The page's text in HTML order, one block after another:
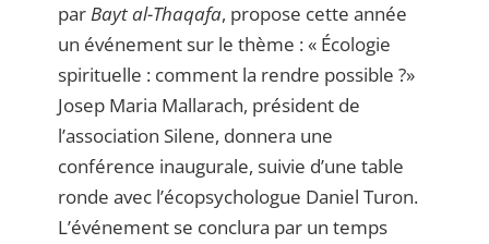
parBayt al-Thaqafa, propose cette année
un événement sur le thème : « Écologie
spirituelle : comment la rendre possible ?»
Josep Maria Mallarach, président de
l’association Silene, donnera une
conférence inaugurale, suivie d’une table
ronde avec l’écopsychologue Daniel Turon.
L’événement se conclura par un temps